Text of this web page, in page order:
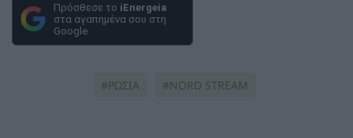
Πρόσθεσε το iEnergeia
στα αγαπημένα σου στη
Google
ΡΩΣΙΑ NORD STREAM